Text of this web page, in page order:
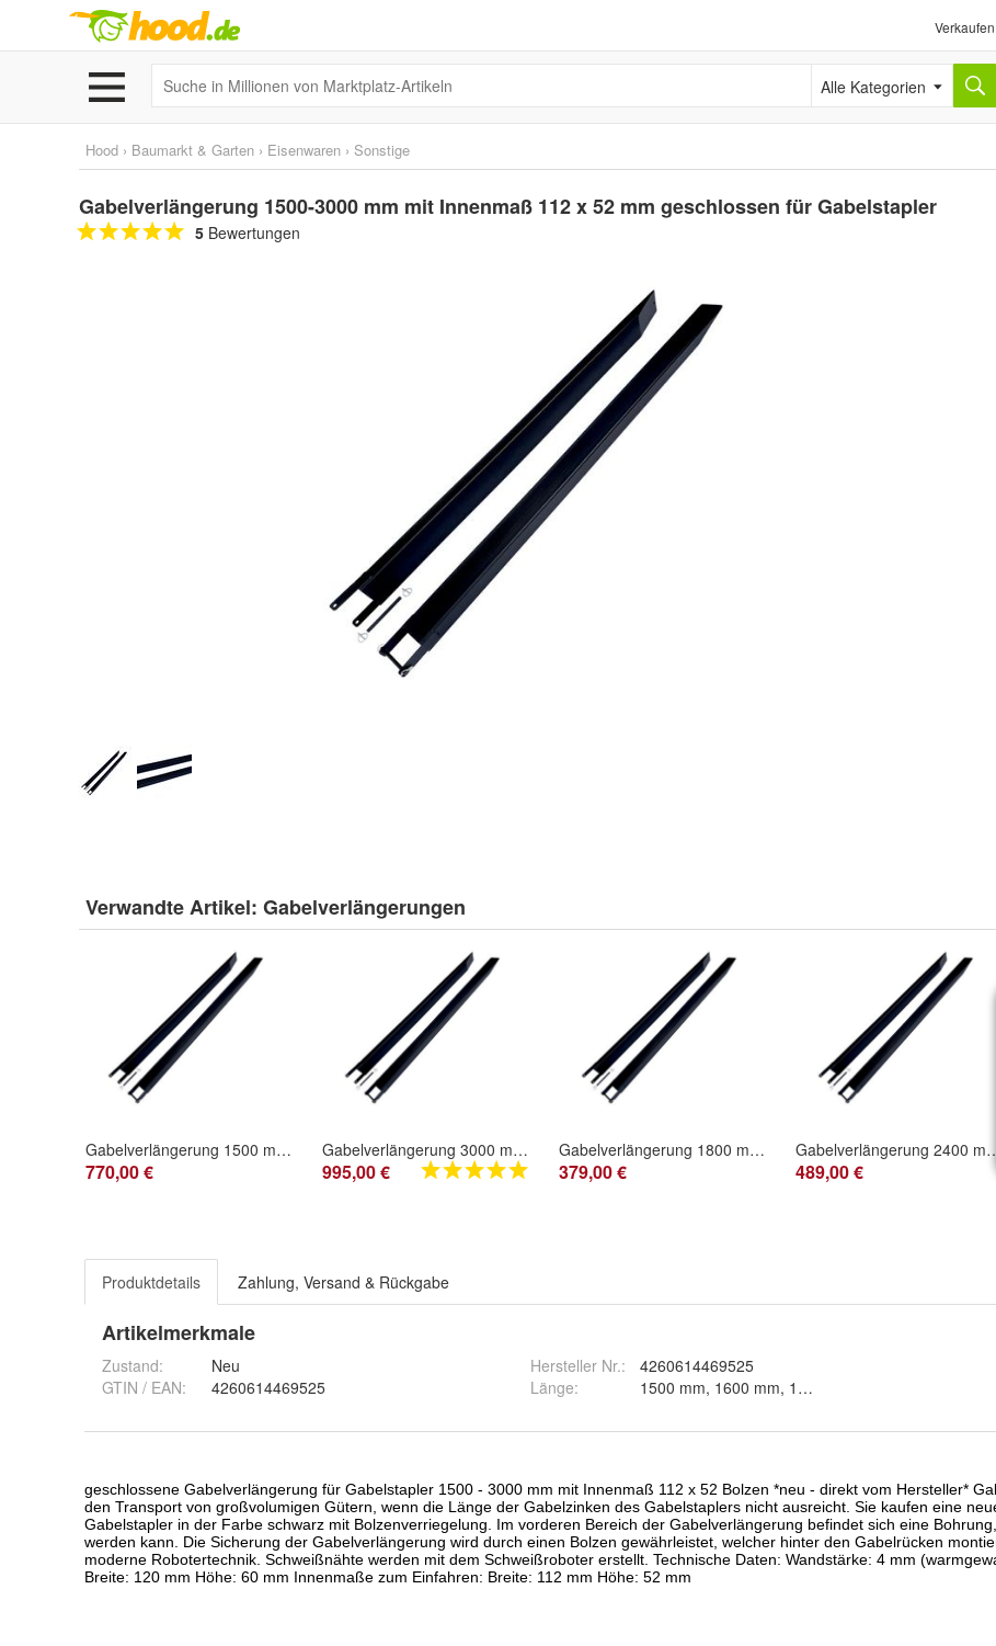
Verkaufen
Alle Kategorien
Hood › Baumarkt & Garten › Eisenwaren › Sonstige
Gabelverlängerung 1500-3000 mm mit Innenmaß 112 x 52 mm geschlossen für Gabelstapler
5 Bewertungen
Verwandte Artikel: Gabelverlängerungen
Gabelverlängerung 1500 mm 180 x 80 Innenmaß geschlossen für Gabelstapler
770,00 €
Gabelverlängerung 3000 mm 180 x 80 Innenmaß geschlossen für Gabelstapler
995,00 €
Gabelverlängerung 1800 mm 150 x 50 Innenmaß geschlossen für Gabelstapler
379,00 €
Gabelverlängerung 2400 mm 150 x 50 Innenmaß geschlossen für Gabelstapler
489,00 €
Produktdetails Zahlung, Versand & Rückgabe
Artikelmerkmale
Zustand:
Neu
GTIN / EAN:
4260614469525
Hersteller Nr.:
4260614469525
Länge: